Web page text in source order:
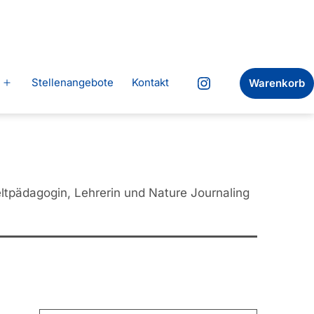
Menü
Stellenangebote
Kontakt
Instagram
Warenkorb
Lehrerin und Nature Journaling